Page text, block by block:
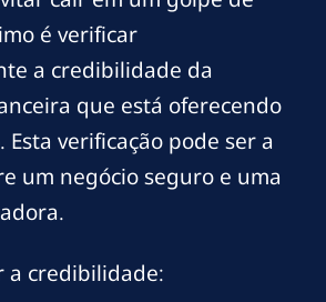
é verificar
a credibilidade da
que está oferecendo
verificação pode ser a
um negócio seguro e uma
a credibilidade: